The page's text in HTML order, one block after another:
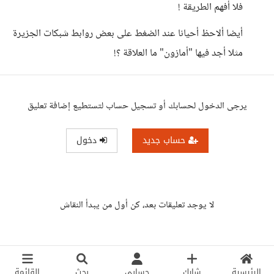
فلا أفهم الطريقة !
أيضا ألاحظ أحيانا عند الضغط على بعض روابط شبكات الجزيرة
مثلا أجد فيها "أمازون" ما العلاقة ؟!
يرجى الدخول لحسابك أو تسجيل حساب لتستطيع إضافة تعليق
حساب جديد دخول
لا يوجد تعليقات بعد، كن أول من يبدأ النقاش